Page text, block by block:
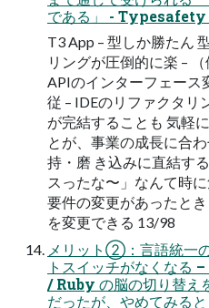
である」 -
T3 App – 型しか勝たん
リングが圧倒的に楽 –
APIのインターフェース
従 – IDEのリファクタリ
が完結することも 気軽
とが、事業の成長に合
持・磨 き込みに直結す
スったな〜」なんて時
要件の変更があったと
を変更できる 13/98
メリット②：言語統一
トスイッチがなくなる
/ Ruby の脳の切り替え
だったが、やめてみる